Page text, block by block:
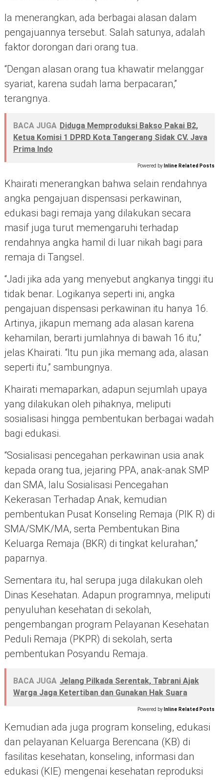
Ia menerangkan, ada berbagai alasan dalam
pengajuannya tersebut. Salah satunya, adalah
faktor dorongan dari orang tua.
“Dengan alasan orang tua khawatir melanggar
syariat, karena sudah lama berpacaran,”
terangnya.
BACA JUGA Diduga Memproduksi Bakso Pakai B2,
Ketua Komisi 1 DPRD Kota Tangerang Sidak CV. Java
Prima Indo
Powered by Inline Related Posts
Khairati menerangkan bahwa selain rendahnya
angka pengajuan dispensasi perkawinan,
edukasi bagi remaja yang dilakukan secara
masif juga turut memengaruhi terhadap
rendahnya angka hamil di luar nikah bagi para
remaja di Tangsel.
“Jadi jika ada yang menyebut angkanya tinggi itu
tidak benar. Logikanya seperti ini, angka
pengajuan dispensasi perkawinan itu hanya 16.
Artinya, jikapun memang ada alasan karena
kehamilan, berarti jumlahnya di bawah 16 itu,”
jelas Khairati. “Itu pun jika memang ada, alasan
seperti itu,” sambungnya.
Khairati memaparkan, adapun sejumlah upaya
yang dilakukan oleh pihaknya, meliputi
sosialisasi hingga pembentukan berbagai wadah
bagi edukasi.
“Sosialisasi pencegahan perkawinan usia anak
kepada orang tua, jejaring PPA, anak-anak SMP
dan SMA, lalu Sosialisasi Pencegahan
Kekerasan Terhadap Anak, kemudian
pembentukan Pusat Konseling Remaja (PIK R) di
SMA/SMK/MA, serta Pembentukan Bina
Keluarga Remaja (BKR) di tingkat kelurahan,”
paparnya.
Sementara itu, hal serupa juga dilakukan oleh
Dinas Kesehatan. Adapun programnya, meliputi
penyuluhan kesehatan di sekolah,
pengembangan program Pelayanan Kesehatan
Peduli Remaja (PKPR) di sekolah, serta
pembentukan Posyandu Remaja.
BACA JUGA Jelang Pilkada Serentak, Tabrani Ajak
Warga Jaga Ketertiban dan Gunakan Hak Suara
Powered by Inline Related Posts
Kemudian ada juga program konseling, edukasi
dan pelayanan Keluarga Berencana (KB) di
fasilitas kesehatan, konseling, informasi dan
edukasi (KIE) mengenai kesehatan reproduksi